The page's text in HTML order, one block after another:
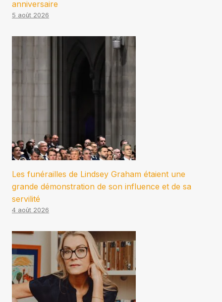
anniversaire
5 août 2026
Les funérailles de Lindsey Graham étaient une
grande démonstration de son influence et de sa
servilité
4 août 2026